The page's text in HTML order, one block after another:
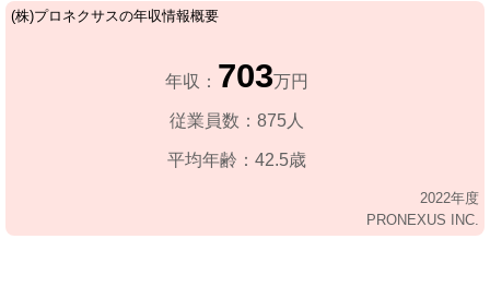
(株)プロネクサスの年収情報概要
年収： 703万円
従業員数：875人
平均年齢：42.5歳
2022年度
PRONEXUS INC.